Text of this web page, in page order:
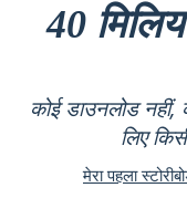
40
कोई डाउनलोड
लिए
मेरा पहला